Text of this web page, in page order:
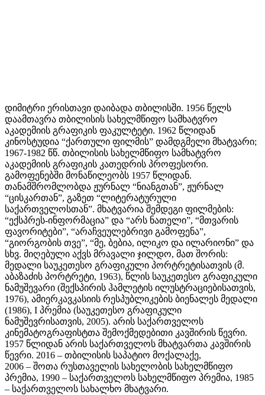
დიმიტრი ერისთავი დაიბადა თბილისში. 1956 წელს
დაამთავრა თბილისის სახელმწიფო სამხატვრო
აკადემიის გრაფიკის ფაკულტეტი. 1962 წლიდან
კინოსტუდია “ქართული ფილმის” დამდგმელი მხატვარი;
1967-1982 წწ. თბილისის სახელმწიფო სამხატვრო
აკადემიის გრაფიკის კათედრის პროფესორი.
გამოფენებში მონაწილეობს 1957 წლიდან.
თანამშრომლობდა ჟურნალ “ნიანგთან”, ჟურნალ
“ცისკართან”, გაზეთ “ლიტერატურული
საქართველოსთან”. მხატვარია შემდეგი ფილმების:
“ექსპრეს-ინფორმაცია” და “არს ნათელი”, “მთვარის
ფავორიტები”, “არაჩვეულებრივი გამოფენა”,
“გიორგობის თვე”, “მე, ბებია, ილიკო და ილარიონი” და
სხვ. მიღებული აქვს მრავალი ჯილდო, მათ შორის:
მედალი საუკეთესო გრაფიკული პორტრეტისათვის (მ.
აბაზაძის პორტრეტი, 1963), წლის საუკეთესო გრაფიკული
ნამუშევარი (შექსპირის ჰამლეტის ილუსტრაციებისათვის,
1976), ამიერკავკასიის რესპუბლიკების ბიენალეს მედალი
(1986), I პრემია (საუკეთესო გრაფიკული
ნამუშევრისათვის, 2005). არის საქართველოს
კინემატოგრაფისტთა შემოქმედებითი კავშირის წევრი.
1957 წლიდან არის საქართველოს მხატვართა კავშირის
წევრი. 2016 – თბილისის საპატიო მოქალაქე,
2006 – შოთა რუსთაველის სახელობის სახელმწიფო
პრემია, 1990 – საქართველოს სახელმწიფო პრემია, 1985
– საქართველოს სახალხო მხატვარი.